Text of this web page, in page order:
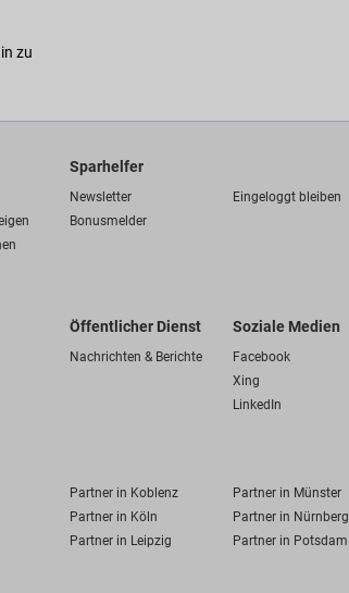
zu
Sparhelfer
Newsletter
Eingeloggt bleiben
Bonusmelder
Öffentlicher Dienst
Nachrichten & Berichte
Soziale Medien
Facebook
Xing
LinkedIn
Partner in Koblenz
Partner in Münster
Partner in Köln
Partner in Nürnberg
Partner in Leipzig Partner in Potsdam